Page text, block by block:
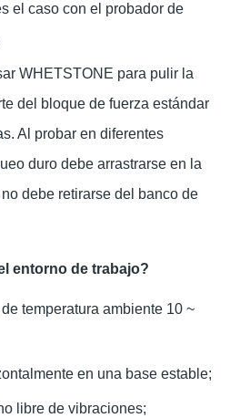
el caso con el probador de
WHETSTONE para pulir la
del bloque de fuerza estándar
Al probar en diferentes
duro debe arrastrarse en la
debe retirarse del banco de
entorno de trabajo?
temperatura ambiente 10 ~
en una base estable;
libre de vibraciones;